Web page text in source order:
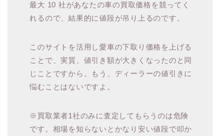
最大 10 社があなたの車の買取価格を競ってく
れるので、結果的に値段が吊り上るのです。
このサイトを活用し愛車の下取り価格を上げる
ことで、実質、値引き額が大きくなったのと同
じことですから。もう、ディーラーの値引きに
悩むことはないですよ。
※買取業者1社のみに査定してもらうのは危険
です。相場を知らないとかなり安い値段で叩か